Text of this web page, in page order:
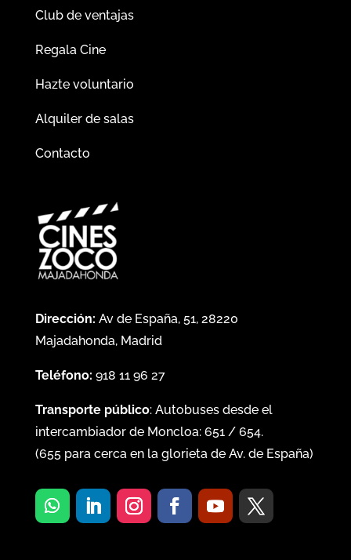
Club de ventajas
Regala Cine
Hazte voluntario
Alquiler de salas
Contacto
Dirección: Av de España, 51, 28220
Majadahonda, Madrid
Teléfono: 918 11 96 27
Transporte público: Autobuses desde el
intercambiador de Moncloa: 651/ 654.
(655para cerca en la glorieta de Av. de España)